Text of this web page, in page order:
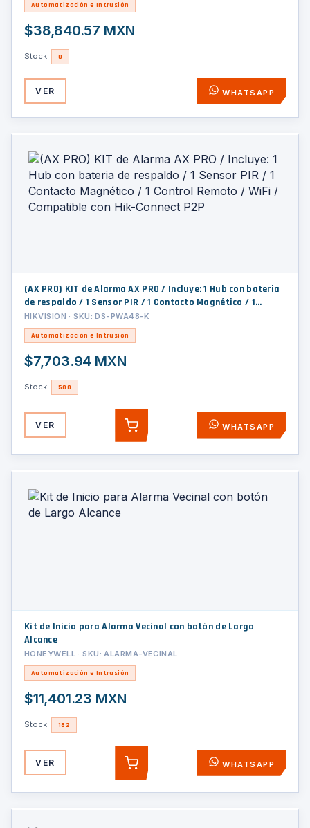
Automatización e Intrusión
$38,840.57 MXN
Stock: 0
VER WHATSAPP
(AX PRO) KIT de Alarma AX PRO / Incluye: 1 Hub con bateria
de respaldo / 1 Sensor PIR / 1 Contacto Magnético / 1
Control Remoto / WiFi / Compatible con Hik-Connect P2P
HIKVISION · SKU: DS-PWA48-K
Automatización e Intrusión
$7,703.94 MXN
Stock: 500
VER AGREGAR WHATSAPP
Kit de Inicio para Alarma Vecinal con botón de Largo
Alcance
HONEYWELL · SKU: ALARMA-VECINAL
Automatización e Intrusión
$11,401.23 MXN
Stock: 182
VER AGREGAR WHATSAPP